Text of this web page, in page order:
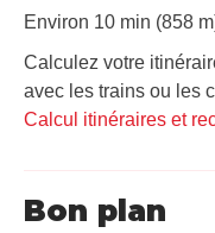
Environ 10 min (858
Calculez votre
avec les trains ou les
Calcul itinéraires et
Bon plan